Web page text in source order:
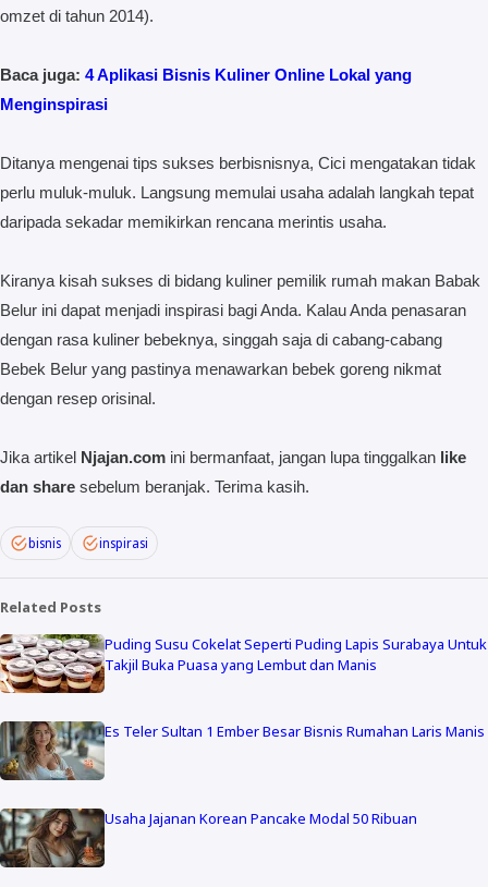
omzet di tahun 2014).
Baca juga: 4 Aplikasi Bisnis Kuliner Online Lokal yang
Menginspirasi
Ditanya mengenai tips sukses berbisnisnya, Cici mengatakan tidak
perlu muluk-muluk. Langsung memulai usaha adalah langkah tepat
daripada sekadar memikirkan rencana merintis usaha.
Kiranya kisah sukses di bidang kuliner pemilik rumah makan Babak
Belur ini dapat menjadi inspirasi bagi Anda. Kalau Anda penasaran
dengan rasa kuliner bebeknya, singgah saja di cabang-cabang
Bebek Belur yang pastinya menawarkan bebek goreng nikmat
dengan resep orisinal.
Jika artikel Njajan.com ini bermanfaat, jangan lupa tinggalkan like
dan share sebelum beranjak. Terima kasih.
bisnis inspirasi
Related Posts
Puding Susu Cokelat Seperti Puding Lapis Surabaya Untuk
Takjil Buka Puasa yang Lembut dan Manis
Es Teler Sultan 1 Ember Besar Bisnis Rumahan Laris Manis
Usaha Jajanan Korean Pancake Modal 50 Ribuan